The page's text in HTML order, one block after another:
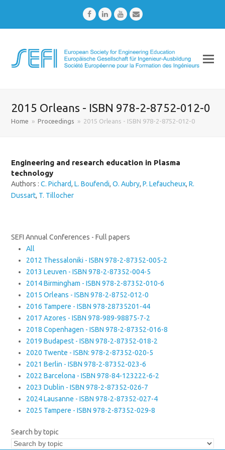
FacebookLinkedInYoutubeEmail
2015 Orleans - ISBN 978-2-8752-012-0
Home » Proceedings » 2015 Orleans - ISBN 978-2-8752-012-0
Engineering and research education in Plasma
technology
Authors :C. Pichard,L. Boufendi,O. Aubry,P. Lefaucheux,R.
Dussart, T. Tillocher
SEFI Annual Conferences - Full papers
All
2012 Thessaloniki - ISBN 978-2-87352-005-2
2013 Leuven - ISBN 978-2-87352-004-5
2014 Birmingham - ISBN 978-2-87352-010-6
2015 Orleans - ISBN 978-2-8752-012-0
2016 Tampere - ISBN 978-28735201-44
2017 Azores - ISBN 978-989-98875-7-2
2018 Copenhagen - ISBN 978-2-87352-016-8
2019 Budapest - ISBN 978-2-87352-018-2
2020 Twente - ISBN: 978-2-87352-020-5
2021 Berlin - ISBN 978-2-87352-023-6
2022 Barcelona - ISBN 978-84-123222-6-2
2023 Dublin - ISBN 978-2-87352-026-7
2024 Lausanne - ISBN 978-2-87352-027-4
2025 Tampere - ISBN 978-2-87352-029-8
Search by topic